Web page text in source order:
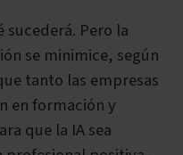
sucederá. Pero la
se minimice, según
tanto las empresas
en formación y
que la IA sea